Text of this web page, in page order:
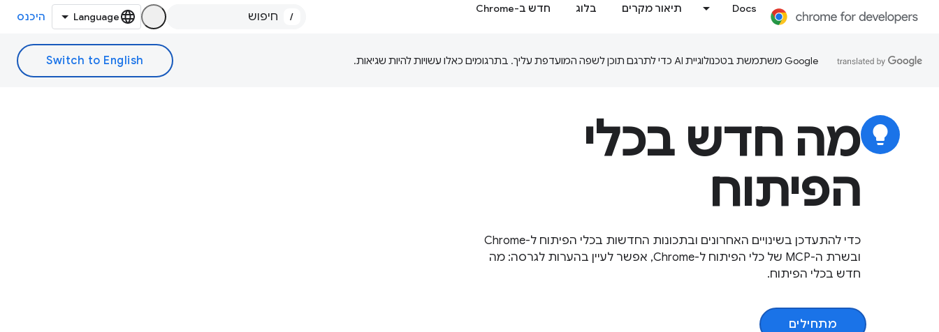
Docs תיאור מקרים בלוג חדש ב-Chrome
/ היכנס
‫Google משתמשת בטכנולוגיית AI כדי לתרגם תוכן לשפה המועדפת עליך. בתרגומים כאלו עשויות להיות שגיאות.
lightbulb מה חדש בכלי
הפיתוח
כדי להתעדכן בשינויים האחרונים ובתכונות החדשות בכלי הפיתוח ל-Chrome
ובשרת ה-MCP של כלי הפיתוח ל-Chrome, אפשר לעיין בהערות לגרסה: מה
חדש בכלי הפיתוח.
מתחילים